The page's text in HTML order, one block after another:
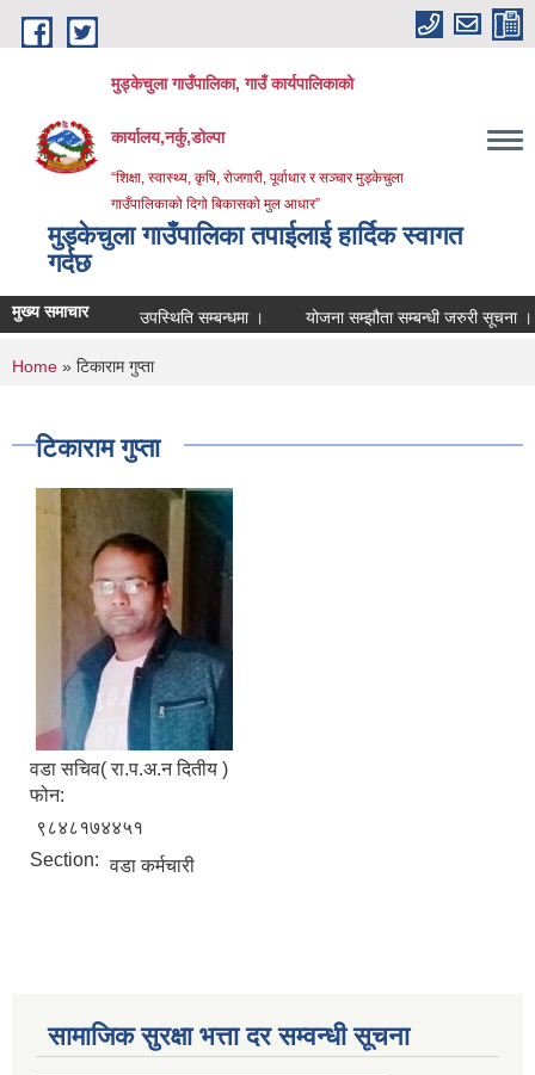
Skip to main content
मुड्केचुला गाउँपालिका, गाउँ कार्यपालिकाको
कार्यालय,नर्कु,डोल्पा
“शिक्षा, स्वास्थ्य, कृषि, रोजगारी, पूर्वाधार र सञ्चार मुड्केचुला
गाउँपालिकाको दिगो बिकासको मुल आधार”
मुड्केचुला गाउँपालिका तपाईलाई हार्दिक स्वागत
गर्दछ
मुख्य समाचारउपस्थिति सम्बन्धमा । योजना सम्झौता सम्बन्धी जरुरी सूचना ।
You are here
Home » टिकाराम गुप्ता
टिकाराम गुप्ता
वडा सचिव( रा.प.अ.न दितीय )
फोन:
९८४८१७४४५१
Section: वडा कर्मचारी
सामाजिक सुरक्षा भत्ता दर सम्वन्धी सूचना